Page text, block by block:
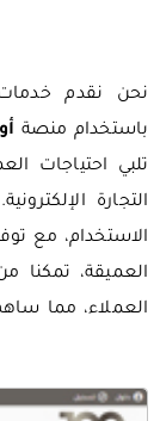
نحن نقدم
باستخدام منصة
تلبي احتياجات
التجارة
الاستخدام، مع
العميقة، تمكنا
العملاء، مما